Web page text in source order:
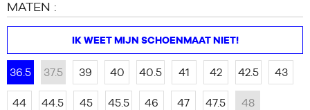
MATEN :
IK WEET MIJN SCHOENMAAT NIET!
36.5 37.5 39 40 40.5 41 42 42.5 43
44 44.5 45 45.5 46 47 47.5 48